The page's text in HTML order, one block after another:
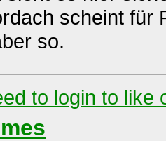
scheint für
so.
to login to like